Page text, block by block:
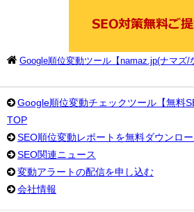
Google順位変動ツール【namaz.jp(ナマズ/
Google順位変動チェックツール【無料
TOP
SEO順位変動レポートを無料ダウンロ
SEO関連ニュース
変動アラートの配信を申し込む
会社情報